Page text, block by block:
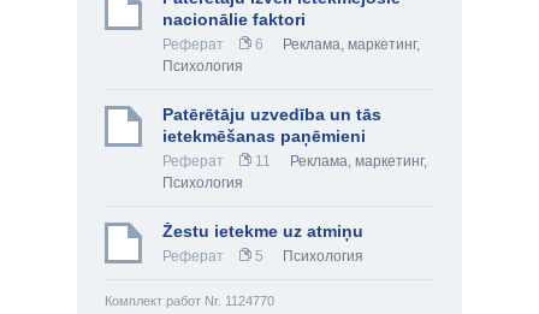
nacionālie faktori
Реферат 6 Реклама, маркетинг,
Психология
Patērētāju uzvedība un tās
ietekmēšanas paņēmieni
Реферат 11 Реклама, маркетинг,
Психология
Žestu ietekme uz atmiņu
Реферат 5 Психология
Комплект работ Nr. 1124770